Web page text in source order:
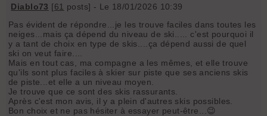
Diablo73 [61 posts] - Le 18/01/2026 10:39
Pas évident de répondre...je les trouve faciles dans toutes les
neiges...mais ça dépend du niveau de ski..... c'est pourquoi il
y a tant de choix en type de skis....ça dépend aussi de quel
ski on veut faire....
Mais en tout cas, ma compagne a les mêmes, et elle trouve
qu'ils sont plus faciles à skier sur piste que ses anciens skis
de piste...et elle a un niveau moyen.
Je trouve que ce sont des skis rassurants.
Après c'est mon avis, il y a plein d'autres skis possibles.
Bon choix et ne pas hésiter à essayer peut-être...😉